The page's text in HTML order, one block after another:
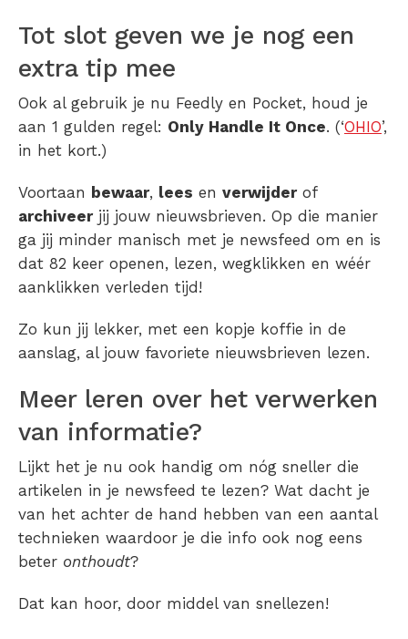
Tot slot geven we je nog een
extra tip mee
Ook al gebruik je nu Feedly en Pocket, houd je
aan 1 gulden regel: Only Handle It Once. (‘OHIO’,
in het kort.)
Voortaan bewaar, lees en verwijderof
archiveerjij jouw nieuwsbrieven. Op die manier
ga jij minder manisch met je newsfeed om en is
dat 82 keer openen, lezen, wegklikken en wéér
aanklikken verleden tijd!
Zo kun jij lekker, met een kopje koffie in de
aanslag, al jouw favoriete nieuwsbrieven lezen.
Meer leren over het verwerken
van informatie?
Lijkt het je nu ook handig om nóg sneller die
artikelen in je newsfeed te lezen? Wat dacht je
van het achter de hand hebben van een aantal
technieken waardoor je die info ook nog eens
beter onthoudt?
Dat kan hoor, door middel van snellezen!